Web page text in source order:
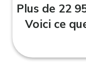
Plus de 22
Voici ce